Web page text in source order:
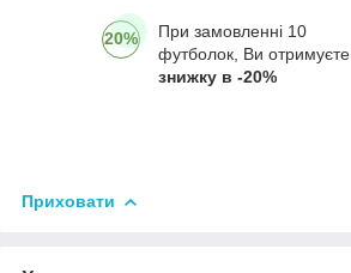
20%
При замовленні 10
футболок, Ви отримуєте
знижку в -20%
Приховати